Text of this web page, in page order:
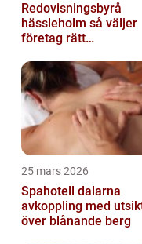
Redovisningsbyrå
hässleholm så väljer
företag rätt
25 mars 2026
Spahotell dalarna
avkoppling med
över blånande berg